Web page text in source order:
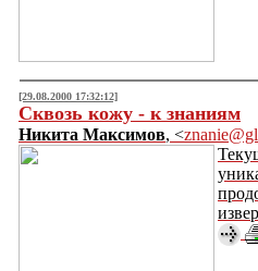
[29.08.2000 17:32:12]
Сквозь кожу - к знаниям
Никита Максимов, <